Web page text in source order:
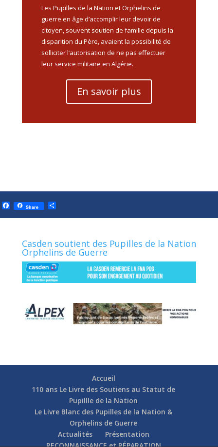
Les Pupilles de la Nation et Orphelins de
guerre en âge d’accomplir leur devoir de
citoyen, souvent soutien de famille depuis la
disparition du Père, avaient la possibilité de
solliciter l’autorisation de ne pas effectuer
leur service militaire en Algérie.
En savoir plus
Facebook
Share
Casden soutient des Pupilles de la Nation
Orphelins de Guerre
Accueil
110 ans Le Livre des Soutiens au Statut de
Pupillle de la Nation
Le Livre Blanc des Pupilles de la Nation &
Orphelins de Guerre
Actualités
Présentation